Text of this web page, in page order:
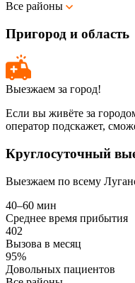
Все районы
Пригород и область
Выезжаем за город!
Если вы живёте за
оператор подскажет,
Круглосуточный
Выезжаем по всему
40–60 мин
Среднее время прибытия
402
Вызова в месяц
95%
Довольных пациентов